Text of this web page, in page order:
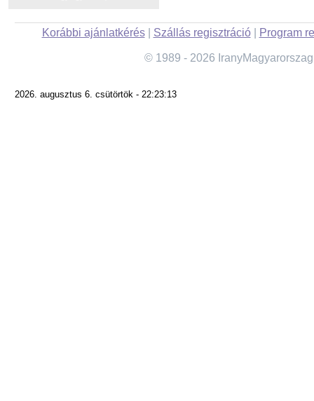
Korábbi ajánlatkérés| Szállás regisztráció| Program
© 1989 - 2026
2026. augusztus 6. csütörtök - 22:23:13